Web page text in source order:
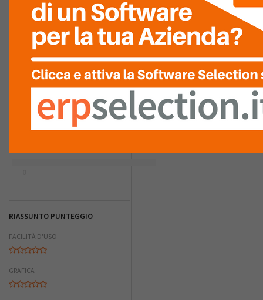
RECENSIONI DEI VISITATORI
ECCELLENTE
MOLTO
BUONO
NELLA MEDIA
RIASSUNTO PUNTEGGIO
FACILITÀ D'USO
GRAFICA
Ultima Recensione
Nessuna recensione è stata